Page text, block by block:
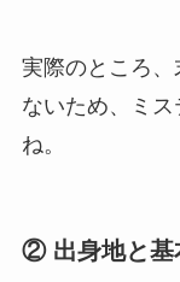
実際のところ
ないため、ミ
ね。
② 出身地と基